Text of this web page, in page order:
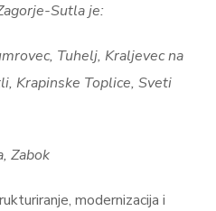
Sutla je:
Tuhelj, Kraljevec na
Krapinske Toplice, Sveti
Zabok
modernizacija i